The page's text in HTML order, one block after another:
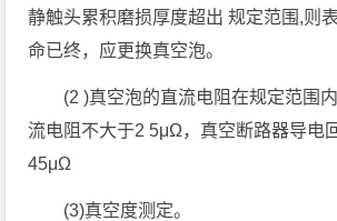
静触头累积磨损厚度超出 规定范围,则
命已终，应更换真空泡。
(2 )真空泡的直流电阻在规定范围
流电阻不大于2 5μΩ，真空断路器导电
45μΩ
(3)真空度测定。